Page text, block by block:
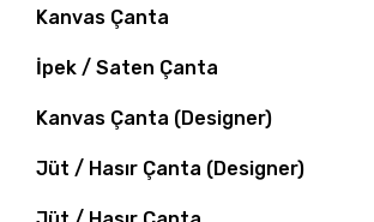
Kanvas Çanta
İpek / Saten Çanta
Kanvas Çanta (Designer)
Jüt / Hasır Çanta (Designer)